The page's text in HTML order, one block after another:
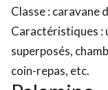
Classe : caravane
Caractéristiques :
superposés,
coin-repas, etc.